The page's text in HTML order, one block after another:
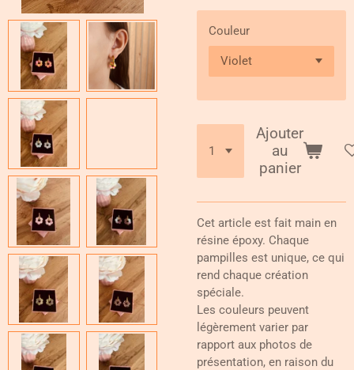
Couleur
Ajouter
au
panier
Cet article est fait main en
résine époxy. Chaque
pampilles est unique, ce qui
rend chaque création
spéciale.
Les couleurs peuvent
légèrement varier par
rapport aux photos de
présentation, en raison du